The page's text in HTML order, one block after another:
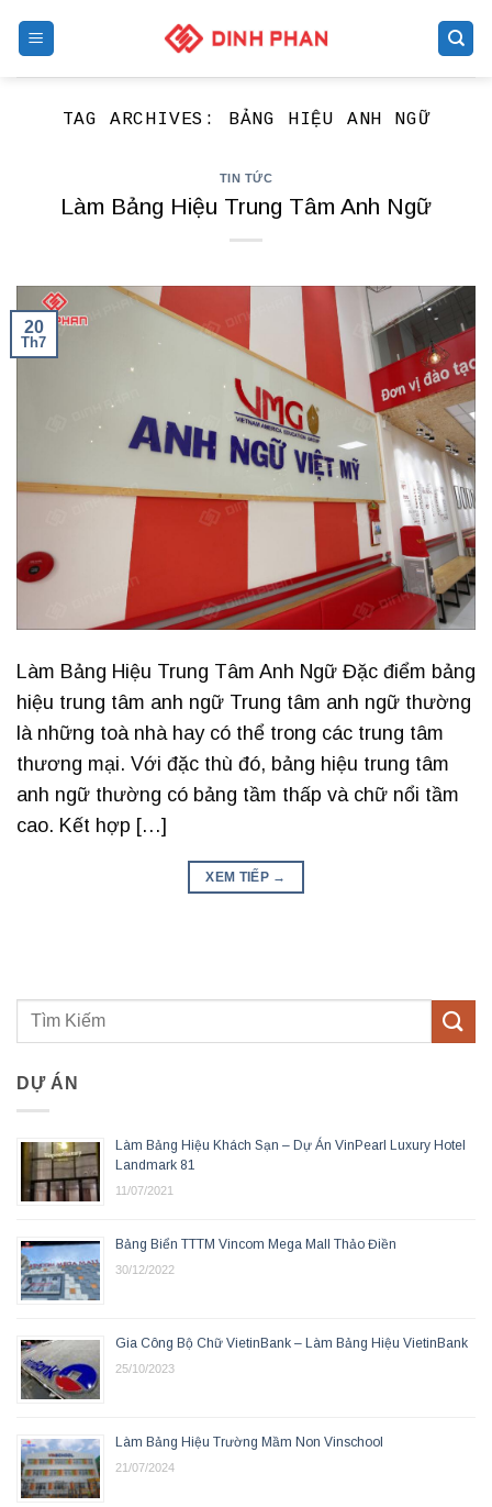
TAG ARCHIVES: BẢNG HIỆU ANH NGỮ
TIN TỨC
Làm Bảng Hiệu Trung Tâm Anh Ngữ
20
Th7
Làm Bảng Hiệu Trung Tâm Anh Ngữ Đặc điểm bảng
hiệu trung tâm anh ngữ Trung tâm anh ngữ thường
là những toà nhà hay có thể trong các trung tâm
thương mại. Với đặc thù đó, bảng hiệu trung tâm
anh ngữ thường có bảng tầm thấp và chữ nổi tầm
cao. Kết hợp […]
XEM TIẾP →
DỰ ÁN
Làm Bảng Hiệu Khách Sạn – Dự Án VinPearl Luxury Hotel
Landmark 81
11/07/2021
Bảng Biển TTTM Vincom Mega Mall Thảo Điền
30/12/2022
Gia Công Bộ Chữ VietinBank – Làm Bảng Hiệu VietinBank
25/10/2023
Làm Bảng Hiệu Trường Mầm Non Vinschool
21/07/2024